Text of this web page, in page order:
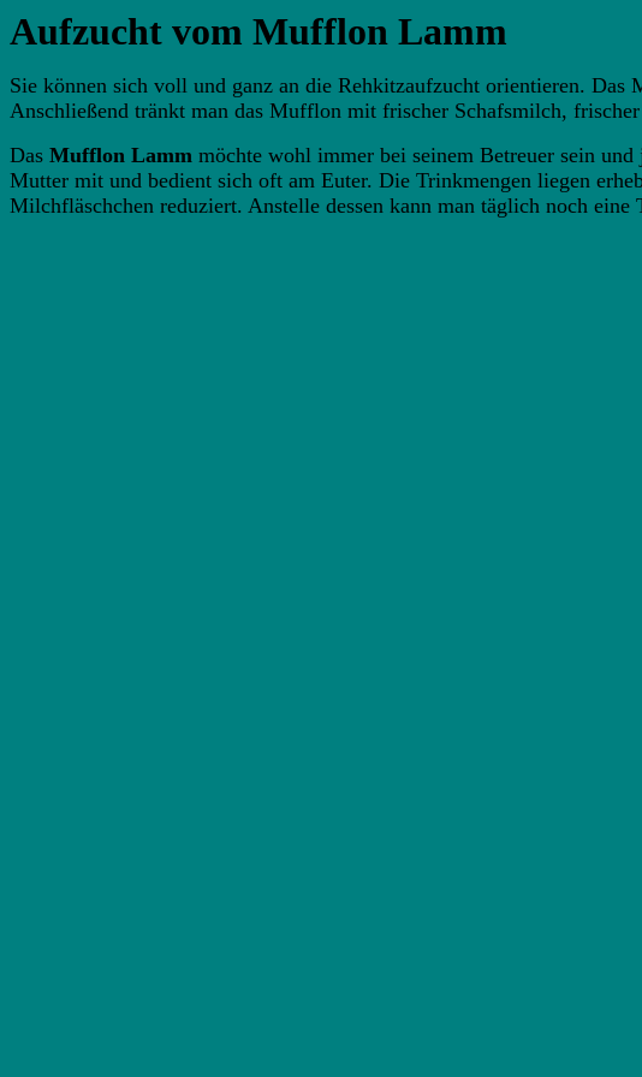
Aufzucht vom Mufflon Lamm
Sie können sich voll und ganz an die Rehkitzaufzucht orientieren.
Anschließend tränkt man das Mufflon mit frischer Schafsmilch,
Das Mufflon Lamm möchte wohl immer bei seinem Betreuer sein
Mutter mit und bedient sich oft am Euter. Die Trinkmengen liegen
Milchfläschchen reduziert. Anstelle dessen kann man täglich noch eine